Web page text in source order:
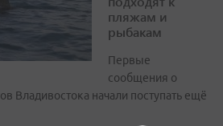
пляжам и
рыбакам
Первые
сообщения о
Владивостока начали поступать ещё